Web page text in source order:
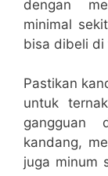
dengan
minimal
bisa dibeli di
Pastikan
untuk
gangguan
kandang,
juga minum